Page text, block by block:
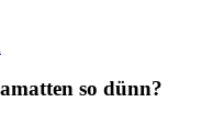
so dünn?